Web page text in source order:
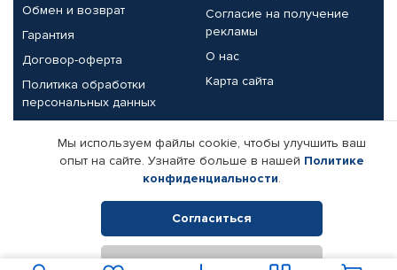
Обмен и возврат
Гарантия
Договор-оферта
Политика обработки
персональных данных
Согласие на получение
рекламы
О нас
Карта сайта
Партнерам
Корпоративным клиентам
Поставщикам
Реквизиты компании
© КАМАЗ ЦЕНТР ДОНЕЦК, 2015-2026. Все права защищены.
Мы используем файлы cookie, чтобы улучшить ваш
опыт на сайте. Узнайте больше в нашей Политике
конфиденциальности.
Согласиться
Отклонить